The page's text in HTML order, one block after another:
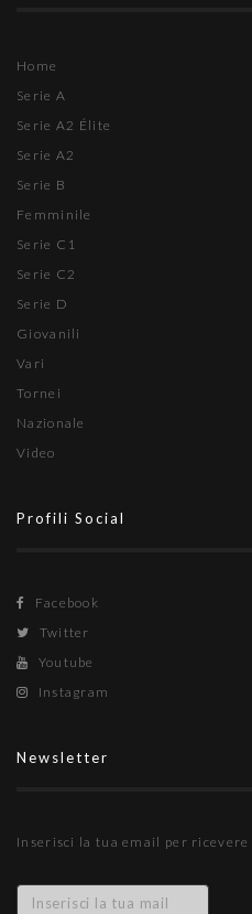
Home
Serie A
Serie A2 Élite
Serie A2
Serie B
Femminile
Serie C1
Serie C2
Serie D
Giovanili
Vari
Tornei
Nazionale
Video
Profili Social
Facebook
Twitter
Youtube
Instagram
Newsletter
Inserisci la tua email per